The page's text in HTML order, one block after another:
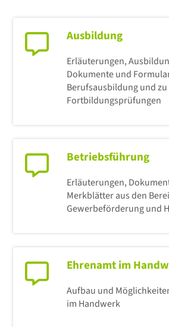
Ausbildung
Erläuterungen,
Dokumente und
Berufsausbildung und zu
Fortbildungsprüfungen
Betriebsführung
Erläuterungen,
Merkblätter aus den
Gewerbeförderung und
Ehrenamt im
Aufbau und
im Handwerk